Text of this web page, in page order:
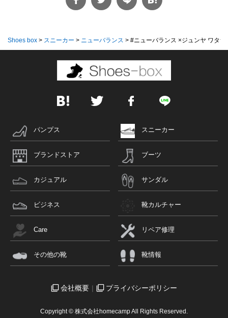
Shoes box > スニーカー > ニューバランス > #ニューバランス ×ジュンヤ ワタナ
パンプス スニーカー
ブランドストア ブーツ
カジュアル サンダル
ビジネス 靴カルチャー
Care リペア修理
その他の靴 靴情報
会社概要 プライバシーポリシー
Copyright © 株式会社homecamp All Rights Reserved.